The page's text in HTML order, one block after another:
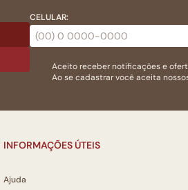
CELULAR:
Aceito receber notificações e
Ao se cadastrar você aceita
INFORMAÇÕES ÚTEIS
Ajuda